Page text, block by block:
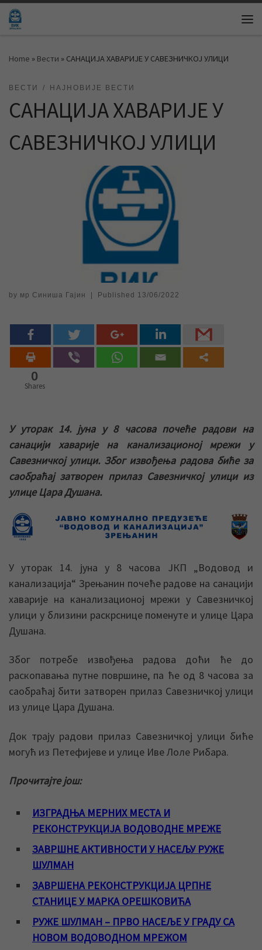
Skip to content
Home » Вести » САНАЦИЈА ХАВАРИЈЕ У САВЕЗНИЧКОЈ УЛИЦИ
ВЕСТИ НАЈНОВИЈЕ ВЕСТИ
САНАЦИЈА ХАВАРИЈЕ У
САВЕЗНИЧКОЈ УЛИЦИ
by мр Синиша Гајин Published 13/06/2022
0
Shares
У уторак 14. јуна у 8 часова почеће радови на
санацији хаварије на канализационој мрежи у
Савезничкој улици. Због извођења радова биће за
саобраћај затворен прилаз Савезничкој улици из
улице Цара Душана.
У уторак 14. јуна у 8 часова ЈКП „Водовод и
канализација“ Зрењанин почеће радове на санацији
хаварије на канализационој мрежи у Савезничкој
улици у близини раскрснице поменуте и улице Цара
Душана.
Због потребе извођења радова доћи ће до
раскопавања путне површине, па ће од 8 часова за
саобраћај бити затворен прилаз Савезничкој улици
из улице Цара Душана.
Док трају радови прилаз Савезничкој улици биће
могућ из Петефијеве и улице Иве Лоле Рибара.
Прочитајте још:
ИЗГРАДЊА МЕРНИХ МЕСТА И
РЕКОНСТРУКЦИЈА ВОДОВОДНЕ МРЕЖЕ
ЗАВРШНЕ АКТИВНОСТИ У НАСЕЉУ РУЖЕ
ШУЛМАН
ЗАВРШЕНА РЕКОНСТРУКЦИЈА ЦРПНЕ
СТАНИЦЕ У МАРКА ОРЕШКОВИЋА
РУЖЕ ШУЛМАН – ПРВО НАСЕЉЕ У ГРАДУ СА
НОВОМ ВОДОВОДНОМ МРЕЖОМ